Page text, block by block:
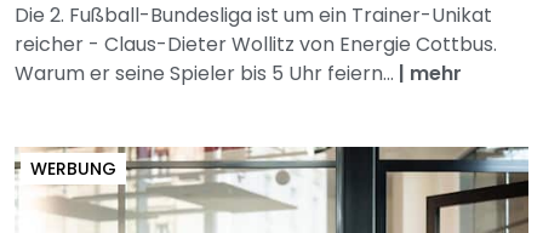
Die 2. Fußball-Bundesliga ist um ein Trainer-Unikat
reicher - Claus-Dieter Wollitz von Energie Cottbus.
Warum er seine Spieler bis 5 Uhr feiern... | mehr
WERBUNG